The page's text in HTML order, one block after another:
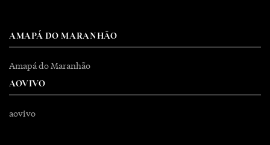
AMAPÁ DO MARANHÃO
Amapá do Maranhão
AOVIVO
aovivo